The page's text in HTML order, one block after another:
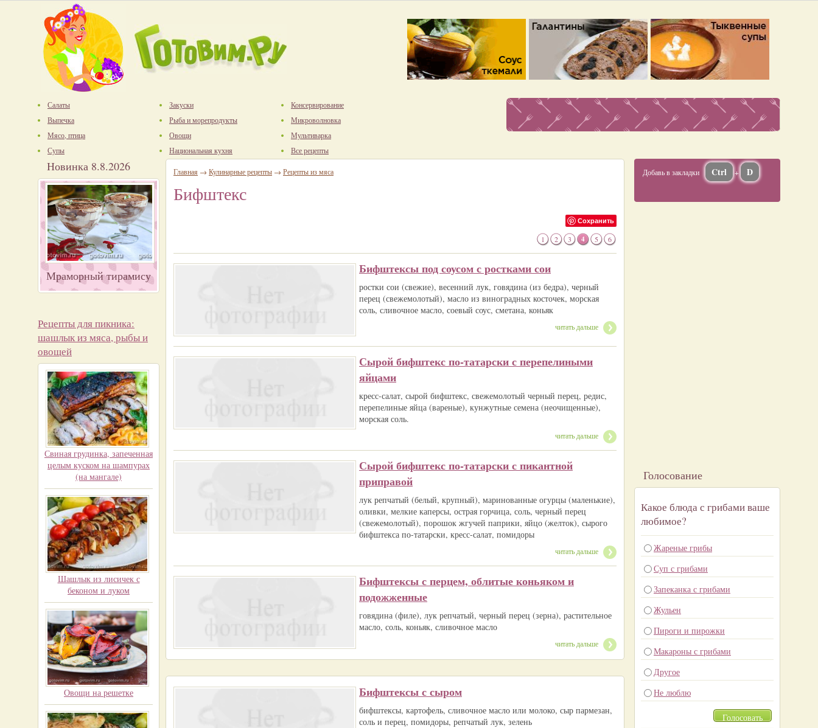
Салаты
Выпечка
Мясо, птица
Супы
Закуски
Рыба и морепродукты
Овощи
Национальная кухня
Консервирование
Микроволновка
Мультиварка
Все рецепты
Новинка 8.8.2026
Мраморный тирамису
Рецепты для пикника:
шашлык из мяса, рыбы и
овощей
Свиная грудинка, запеченная
целым куском на шампурах
(на мангале)
Шашлык из лисичек с
беконом и луком
Овощи на решетке
Главная → Кулинарные рецепты → Рецепты из мяса
Бифштекс
Сохранить
1 2 3 4 5 6
Бифштексы под соусом с ростками сои
ростки сои (свежие), весенний лук, говядина (из бедра), черный
перец (свежемолотый), масло из виноградных косточек, морская
соль, сливочное масло, соевый соус, сметана, коньяк
читать дальше
Сырой бифштекс по-татарски с перепелиными
яйцами
кресс-салат, сырой бифштекс, свежемолотый черный перец, редис,
перепелиные яйца (вареные), кунжутные семена (неочищенные),
морская соль.
читать дальше
Сырой бифштекс по-татарски с пикантной
приправой
лук репчатый (белый, крупный), маринованные огурцы (маленькие),
оливки, мелкие каперсы, острая горчица, соль, черный перец
(свежемолотый), порошок жгучей паприки, яйцо (желток), сырого
бифштекса по-татарски, кресс-салат, помидоры
читать дальше
Бифштексы с перцем, облитые коньяком и
подожженные
говядина (филе), лук репчатый, черный перец (зерна), растительное
масло, соль, коньяк, сливочное масло
читать дальше
Бифштексы с сыром
бифштексы, картофель, сливочное масло или молоко, сыр пармезан,
соль и перец, помидоры, репчатый лук, зелень
Добавь в закладки Ctrl + D
Голосование
Какое блюда с грибами ваше
любимое?
Жареные грибы
Суп с грибами
Запеканка с грибами
Жульен
Пироги и пирожки
Макароны с грибами
Другое
Не люблю
Голосовать